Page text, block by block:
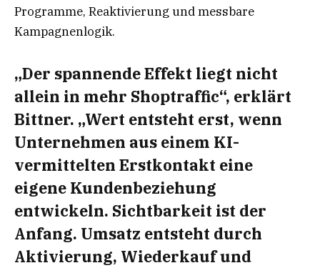
Programme, Reaktivierung und messbare
Kampagnenlogik.
„Der spannende Effekt liegt nicht
allein in mehr Shoptraffic“, erklärt
Bittner. „Wert entsteht erst, wenn
Unternehmen aus einem KI-
vermittelten Erstkontakt eine
eigene Kundenbeziehung
entwickeln. Sichtbarkeit ist der
Anfang. Umsatz entsteht durch
Aktivierung, Wiederkauf und